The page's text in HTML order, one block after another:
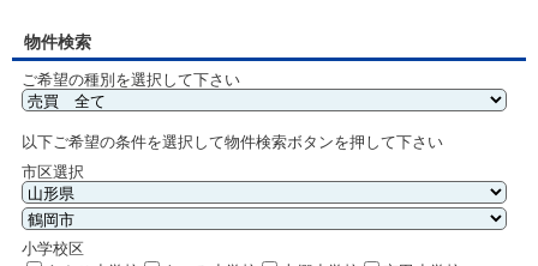
物件検索
ご希望の種別を選択して下さい
以下ご希望の条件を選択して物件検索ボタンを押して下さい
市区選択
小学校区